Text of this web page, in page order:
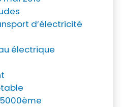
d’électricité
électrique